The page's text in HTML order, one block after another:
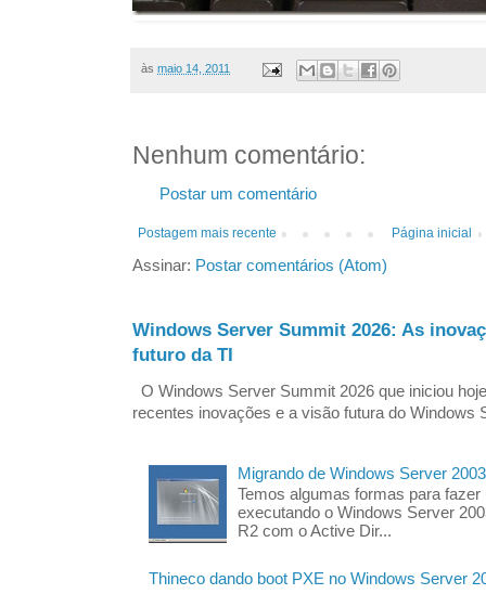
às maio 14, 2011
Nenhum comentário:
Postar um comentário
Postagem mais recente Página inicial
Assinar: Postar comentários (Atom)
Windows Server Summit 2026: As
futuro da TI
O Windows Server Summit 2026 que iniciou
recentes inovações e a visão futura do Windows
Migrando de Windows Server
Temos algumas formas para
executando o Windows Server
R2 com o Active Dir...
Thineco dando boot PXE no Windows Server